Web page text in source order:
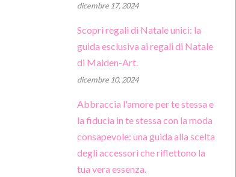
dicembre 17, 2024
Scopri regali di Natale unici: la
guida esclusiva ai regali di Natale
di Maiden-Art.
dicembre 10, 2024
Abbraccia l'amore per te stessa e
la fiducia in te stessa con la moda
consapevole: una guida alla scelta
degli accessori che riflettono la
tua vera essenza.